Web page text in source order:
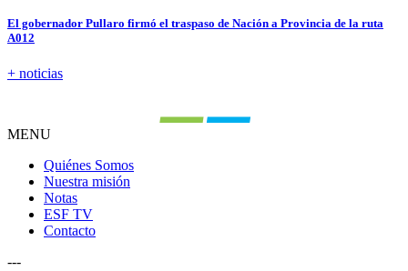
El gobernador Pullaro firmó el traspaso de Nación a Provincia de la ruta
A012
+ noticias
MENU
Quiénes Somos
Nuestra misión
Notas
ESF TV
Contacto
---